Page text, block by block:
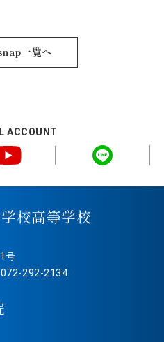
一覧へ
ACCOUNT
校高等学校
号
292-2134